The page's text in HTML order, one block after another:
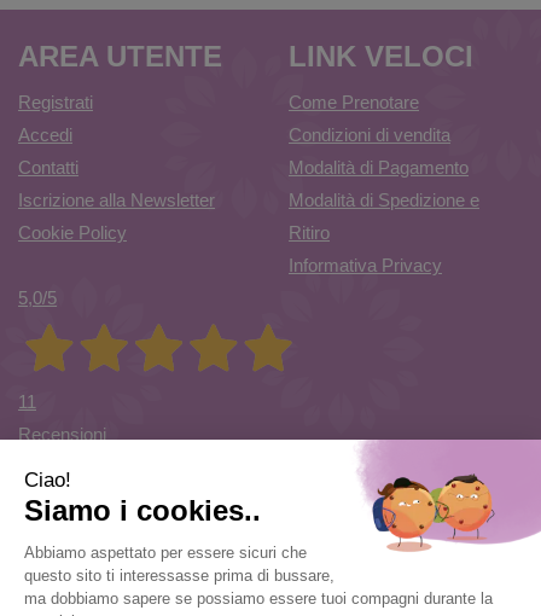
AREA UTENTE
Registrati
Accedi
Contatti
Iscrizione alla Newsletter
Cookie Policy
LINK VELOCI
Come Prenotare
Condizioni di vendita
Modalità di Pagamento
Modalità di Spedizione e
Ritiro
Informativa Privacy
5,0/5
11
Recensioni
Farmacia di Cuvio Sas- via Vittorio Veneto 12/a 21030 Cuvio
(VA)
info@farmaciadicuvio.it (per info ordini) -